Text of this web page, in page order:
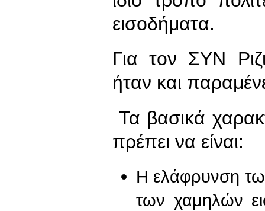
εισοδήματα.
Για τον ΣΥΝ
ήταν και
Τα βασικά
πρέπει να είναι:
Η ελάφρυνση
των χαμηλών